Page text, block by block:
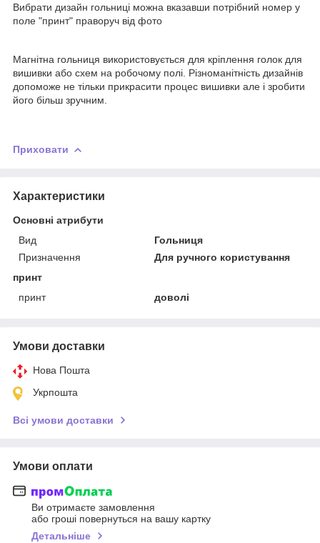
Вибрати дизайн гольниці можна вказавши потрібний номер у
поле "принт" праворуч від фото
Магнітна гольниця використовується для кріплення голок для
вишивки або схем на робочому полі. Різноманітність дизайнів
допоможе не тільки прикрасити процес вишивки але і зробити
його більш зручним.
Приховати
Характеристики
Основні атрибути
Вид
Гольниця
Призначення
Для ручного користування
принт
принт
доволі
Умови доставки
Нова Пошта
Укрпошта
Всі умови доставки
Умови оплати
Ви отримаєте замовлення
або гроші повернуться на вашу картку
Детальніше